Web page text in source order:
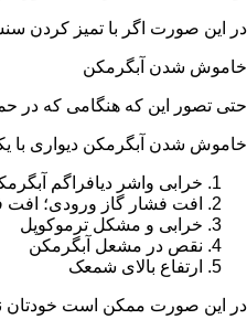
در این صورت اگر با تمیز کردن
خاموش شدن آبگرمکن
حتی تصور این که هنگامی که
خاموش شدن آبگرمکن دیواری با
خرابی واشر دیافراگم
افت فشار گاز ورودی؛
خرابی و مشکل ترموکوپل
نقص در مشعل آبگرمکن
ارتفاع بالای شمعک
در این صورت ممکن است خودتان